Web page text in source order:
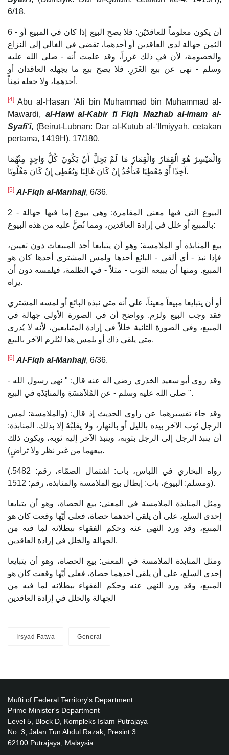
6/18.
6 - أن يكون معلوماً للعاقدَيْن: فلا يصح البيع إذا كان في المبيع أو
الثمن جهالة لدى العاقدين أو أحدهما، تقضي في الغالي إلى النزاع
والخصومة، لأن في ذلك غرراً، وقد علمت أنه - صلى الله عليه
وسلم - نهى عن بيع الغَرَرِ. فلا يصح بيع ما يجهله العاقدان أو
أحدهما، ولا جعله ثمناً.
[4] Abu al-Hasan ‘Ali bin Muhammad bin Muhammad al-
Mawardi, al-Hawi al-Kabir fi Fiqh Mazhab al-Imam al-
Syafi‘i, (Beirut-Lubnan: Dar al-Kutub al-‘Ilmiyyah, cetakan
pertama, 1419H), 17/180.
وَالْمَيْسِرُ هُوَ الْقِمَارُ وَالْقِمَارُ مَا لَمْ يَحِلَّ أَنْ يَكُونَ كُلُّ وَاحِدٍ مِنْهُمَا
آخِذًا أَوْ مُعْطِيًا فَيَأْخُذُ إِنْ كَانَ غَالِبًا وَيُعْطِي إِنْ كَانَ مَغْلُوبًا.
[5] Al-Fiqh al-Manhaji, 6/36.
2 - البيوع التي فيها معنى المقامرة: وهي بيوع إما فيها جهالة
بالمبيع أو خلل في إرادة العاقدين، ومما نُصًّ عليه من هذه البيوع:
بيع المنابذة أو الملامسة: وهو أن يتبايعا أحد المبيعات دون تعيين،
فإذا نبذ - أي ألقى - البائع أحدها ولمس المشتري أحدها كان هو
المبيع. ومنها أن يبيعه الثوب - مثلاً - في الظلمة، فيلمسه دون أن
يراه.
أو أن يتبايعا مبيعاً معيناً، على أنه متى نبذه البائع أو لمسه المشتري
فقد وجب البيع ولزم. وواضح أن في الصورة الأولى جهالة في
المبيع، وفي الصورة الثانية خللاً في إرادة المتبايعين، لأنه لا يُدرى
متى يلقي ذاك أو يلمس هذا ليُلزم الآخر بالبيع.
[6] Al-Fiqh al-Manhaji, 6/36.
وقد روى أبو سعيد الخدري رضي اله عنه قال: " نهى رسول الله -
صلى الله عليه وسلم - عن المُلاَمَسَةِ والمنابَذَةِ في البيع ".
وقد جاء تفسيرهما عن راوي الحديث إذ قال: (والملامسة: لمس
الرجل ثوب الآخر بيده بالليل أو بالنهار، ولا يقلِبُهُ إلا بذلك. المنابذة:
أن ينبذ الرجل إلى الرجل بثوبه، وينبذ الآخر إليه ثوبه، ويكون ذلك
بيعهما من غير نظر ولا تراضٍ).
(رواه البخاري في اللباس، باب: اشتمال الصمّاء، رقم: 5482.
ومسلم: البيوع، باب: إبطال بيع الملامسة والمنابذة، رقم: 1512).
ومثل المنابذة الملامسة في المعنى: بيع الحصاة، وهو أن يتبايعا
إحدى السلع، على أن يلقي أحدهما حصاة، فعلى أيّها وقعت كان هو
المبيع، وقد ورد النهي عنه وحكم الفقهاء ببطلانه لما فيه من
الجهالة والخلل في إرادة العاقدين.
ومثل المنابذة الملامسة في المعنى: ‌بيع ‌الحصاة، وهو أن يتبايعا
إحدى السلع، على أن يلقي أحدهما حصاة، فعلى أيّها وقعت كان هو
المبيع، وقد ورد النهي عنه وحكم الفقهاء ببطلانه لما فيه من
الجهالة والخلل في إرادة العاقدين
Irsyad Fatwa General
Mufti of Federal Territory's Department
Prime Minister's Department
Level 5, Block D, Kompleks Islam Putrajaya
No. 3, Jalan Tun Abdul Razak, Presint 3
62100 Putrajaya, Malaysia.